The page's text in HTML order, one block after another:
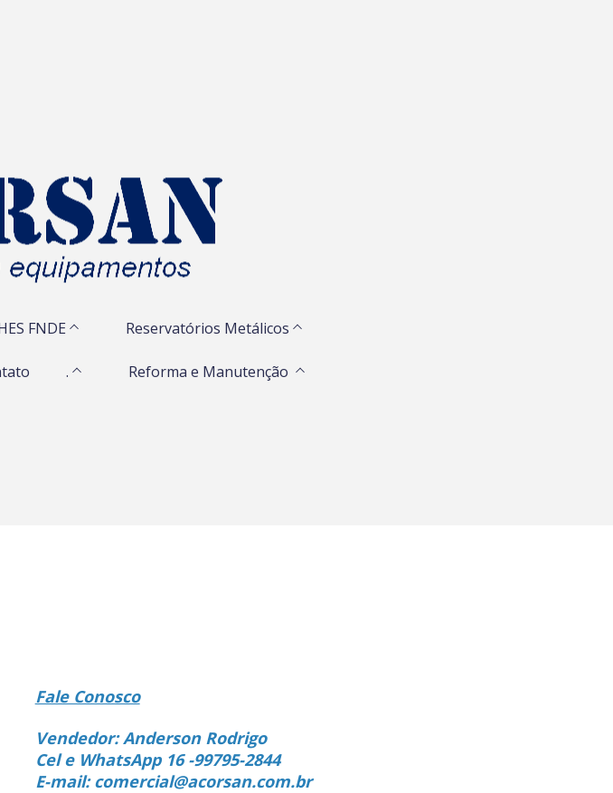
FNDE Reservatórios Metálicos
. Reforma e Manutenção
Fale Conosco
Vendedor: Anderson Rodrigo
Cel e WhatsApp 16 -99795-2844
E-mail: comercial@acorsan.com.br